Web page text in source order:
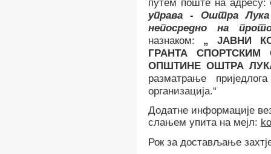
путем поште на адресу:
управа - Оштра
непосредно на
назнаком: „ ЈАВНИ
ГРАНТА СПОРТСКИМ
ОПШТИНЕ ОШТРА
разматрање
организација.“
Додатне информације
слањем упита на мејл:
Рок за достављање